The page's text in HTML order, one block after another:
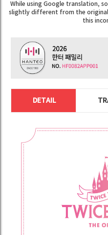
While using Google translation,
slightly different from the
this
DETAIL